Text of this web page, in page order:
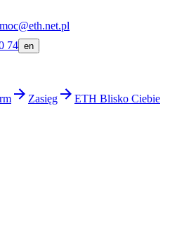
74 en
Zasięg ETH Blisko Ciebie